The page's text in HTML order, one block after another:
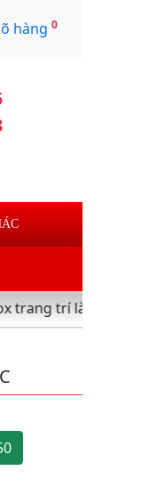
hàng 0
đẹp xe máy ,xe